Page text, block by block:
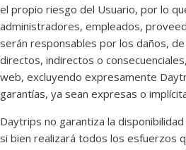
el propio riesgo del Usuario, por lo
administradores, empleados,
serán responsables por los daños,
directos, indirectos o
web, excluyendo expresamente
garantías, ya sean expresas o
Daytrips no garantiza la
si bien realizará todos los esfuerzos